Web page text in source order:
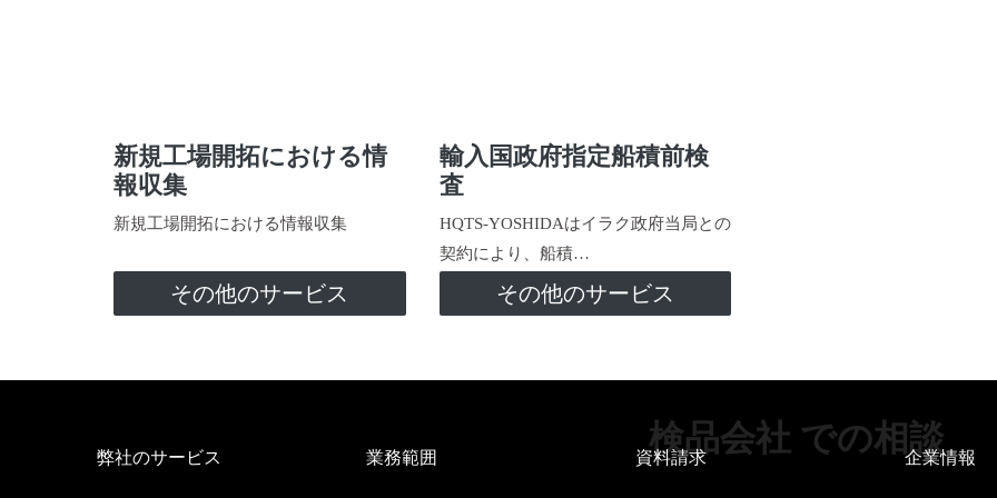
新規工場開拓における情
報収集
新規工場開拓における情報収集
その他のサービス
輸入国政府指定船積前検
査
HQTS-YOSHIDAはイラク政府当局との
契約により、船積…
その他のサービス
検品会社 での相談
弊社のサービス 業務範囲 資料請求 企業情報